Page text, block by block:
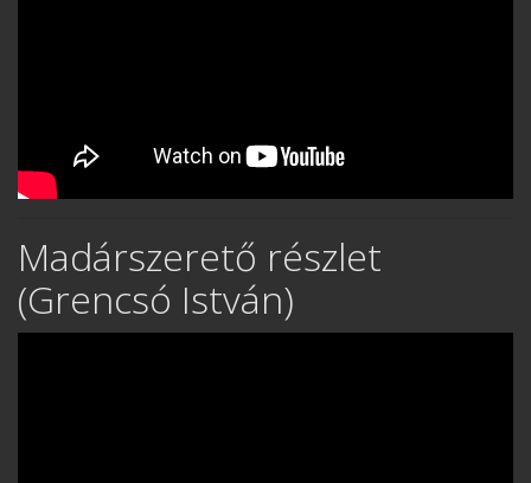
Madárszerető részlet
(Grencsó István)